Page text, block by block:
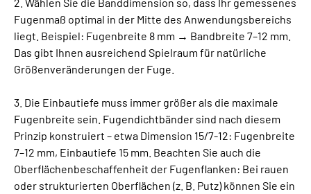
Fugenmaß optimal in der Mitte des Anwendungsbereichs
liegt. Beispiel: Fugenbreite 8 mm → Bandbreite 7–12 mm.
Das gibt Ihnen ausreichend Spielraum für natürliche
Größenveränderungen der Fuge.
3. Die Einbautiefe muss immer größer als die maximale
Fugenbreite sein. Fugendichtbänder sind nach diesem
Prinzip konstruiert – etwa Dimension 15/7-12: Fugenbreite
7–12 mm, Einbautiefe 15 mm. Beachten Sie auch die
Oberflächenbeschaffenheit der Fugenflanken: Bei rauen
oder strukturierten Oberflächen (z. B. Putz) können Sie ein